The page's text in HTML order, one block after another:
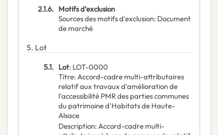
2.1.6. Motifs d’exclusion
Sources des motifs d'exclusion: Document
de marché
5. Lot
5.1. Lot: LOT-0000
Titre: Accord-cadre multi-attributaires
relatif aux travaux d'amélioration de
l'accessibilité PMR des parties communes
du patrimoine d'Habitats de Haute-
Alsace
Description: Accord-cadre multi-